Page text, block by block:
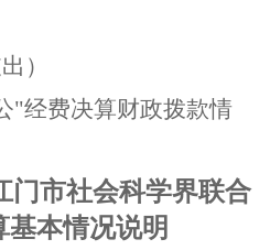
）
"经费决算财政拨款情
门市社会科学界联合
基本情况说明